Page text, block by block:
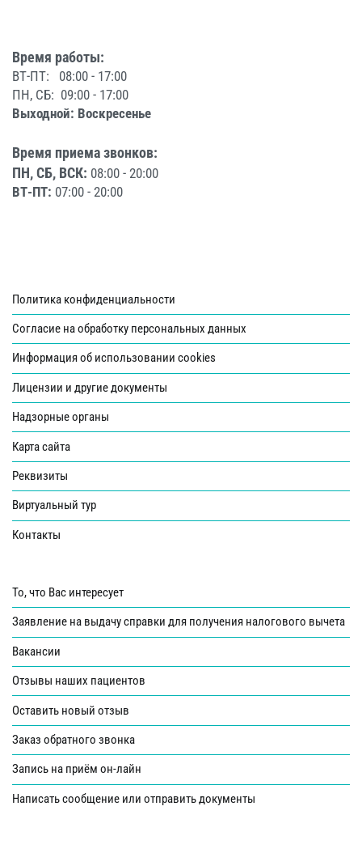
Время работы:
ВТ-ПТ: 08:00 - 17:00
ПН, СБ: 09:00 - 17:00
Выходной: Воскресенье
Время приема звонков:
ПН, СБ, ВСК: 08:00 - 20:00
ВТ-ПТ: 07:00 - 20:00
Политика конфиденциальности
Согласие на обработку персональных данных
Информация об использовании cookies
Лицензии и другие документы
Надзорные органы
Карта сайта
Реквизиты
Виртуальный тур
Контакты
То, что Вас интересует
Заявление на выдачу справки для получения налогового вычета
Вакансии
Отзывы наших пациентов
Оставить новый отзыв
Заказ обратного звонка
Запись на приём он-лайн
Написать сообщение или отправить документы